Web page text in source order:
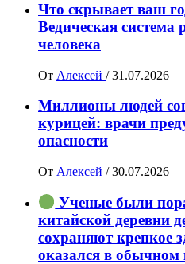
Что скрывает ваш
Ведическая система
человека
От Алексей / 31.07.2026
Миллионы людей
курицей: врачи
опасности
От Алексей / 30.07.2026
Ученые были
китайской деревни
сохраняют крепкое
оказался в обычном